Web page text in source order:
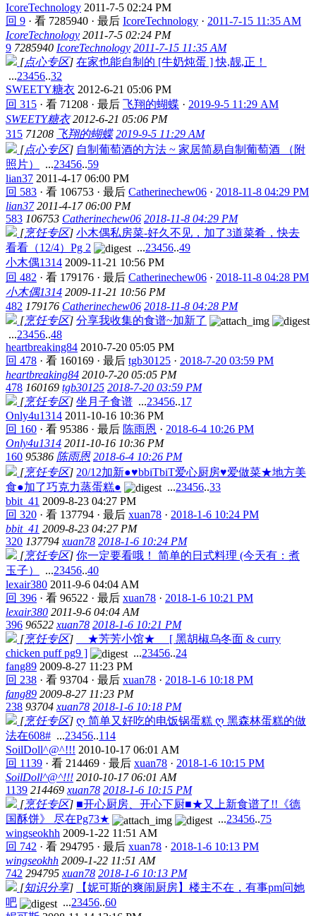
IcoreTechnology 2011-7-5 02:24 PM
回 9 · 看 7285940 · 最后 IcoreTechnology · 2011-7-15 11:35 AM
IcoreTechnology 2011-7-5 02:24 PM
9 7285940 IcoreTechnology 2011-7-15 11:35 AM
[点心专区] 在家也能自制的 [牛奶炖蛋 ] 快,靓,正！
...23456..32
SWEETY糖衣 2012-6-21 05:06 PM
回 315 · 看 71208 · 最后 飞翔的蝴蝶 · 2019-9-5 11:29 AM
SWEETY糖衣 2012-6-21 05:06 PM
315 71208 飞翔的蝴蝶 2019-9-5 11:29 AM
[点心专区] 自制葡萄酒的方法 ~ 家居简易自制葡萄酒 （附
照片）
...23456..59
lian37 2011-4-17 06:00 PM
回 583 · 看 106753 · 最后 Catherinechew06 · 2018-11-8 04:29 PM
lian37 2011-4-17 06:00 PM
583 106753 Catherinechew06 2018-11-8 04:29 PM
[烹饪专区] 小木偶私房菜-好久不见，加了3道菜肴，快去
看看（12/4）Pg 2
...23456..49
小木偶1314 2009-11-21 10:56 PM
回 482 · 看 179176 · 最后 Catherinechew06 · 2018-11-8 04:28 PM
小木偶1314 2009-11-21 10:56 PM
482 179176 Catherinechew06 2018-11-8 04:28 PM
[烹饪专区] 分享我收集的食谱~加新了
...23456..48
heartbreaking84 2010-7-20 05:05 PM
回 478 · 看 160169 · 最后 tgb30125 · 2018-7-20 03:59 PM
heartbreaking84 2010-7-20 05:05 PM
478 160169 tgb30125 2018-7-20 03:59 PM
[烹饪专区] 坐月子食谱 ...23456..17
Only4u1314 2011-10-16 10:36 PM
回 160 · 看 95386 · 最后 陈雨恩 · 2018-6-4 10:26 PM
Only4u1314 2011-10-16 10:36 PM
160 95386 陈雨恩 2018-6-4 10:26 PM
[烹饪专区] 20/12加新●♥bbiTbiT爱心厨房♥爱做菜★地方美
食●加了巧克力蒸蛋糕●
...23456..33
bbit_41 2009-8-23 04:27 PM
回 320 · 看 137794 · 最后 xuan78 · 2018-1-6 10:24 PM
bbit_41 2009-8-23 04:27 PM
320 137794 xuan78 2018-1-6 10:24 PM
[烹饪专区] 你一定要看哦！ 简单的日式料理 (今天有：煮
玉子）
...23456..40
lexair380 2011-9-6 04:04 AM
回 396 · 看 96522 · 最后 xuan78 · 2018-1-6 10:21 PM
lexair380 2011-9-6 04:04 AM
396 96522 xuan78 2018-1-6 10:21 PM
[烹饪专区]
__★芳芳小馆★__ [ 黑胡椒乌冬面 & curry
chicken puff pg9 ]
...23456..24
fang89 2009-8-27 11:23 PM
回 238 · 看 93704 · 最后 xuan78 · 2018-1-6 10:18 PM
fang89 2009-8-27 11:23 PM
238 93704 xuan78 2018-1-6 10:18 PM
[烹饪专区] ღ 简单又好吃的电饭锅蛋糕 ღ 黑森林蛋糕的做
法在608# ...23456..114
SoilDoll^@^!!! 2010-10-17 06:01 AM
回 1139 · 看 214469 · 最后 xuan78 · 2018-1-6 10:15 PM
SoilDoll^@^!!! 2010-10-17 06:01 AM
1139 214469 xuan78 2018-1-6 10:15 PM
[烹饪专区] ■开心厨房、开心下厨■★又上新食谱了!!《德
国酥饼》 尽在Pg73★
...23456..75
wingseokhh 2009-1-22 11:51 AM
回 742 · 看 294795 · 最后 xuan78 · 2018-1-6 10:13 PM
wingseokhh 2009-1-22 11:51 AM
742 294795 xuan78 2018-1-6 10:13 PM
[知识分享]
【妮可斯的爽闹厨房】楼主不在，有事pm问她
吧
...23456..60